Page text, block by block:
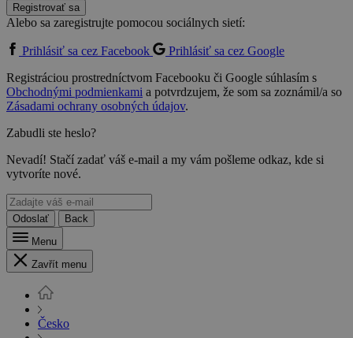
Registrovať sa
Alebo sa zaregistrujte pomocou sociálnych sietí:
Prihlásiť sa cez Facebook
Prihlásiť sa cez Google
Registráciou prostredníctvom Facebooku či Google súhlasím s
Obchodnými podmienkami a potvrdzujem, že som sa zoznámil/a so
Zásadami ochrany osobných údajov.
Zabudli ste heslo?
Nevadí! Stačí zadať váš e-mail a my vám pošleme odkaz, kde si
vytvoríte nové.
Odoslať
Back
Menu
Zavřít menu
Česko